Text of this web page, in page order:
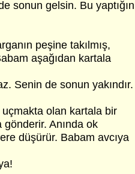
sonun gelsin. Bu yaptığın
peşine takılmış,
aşağıdan kartala
Senin de sonun yakındır.
olan kartala bir
Anında ok
düşürür. Babam avcıya